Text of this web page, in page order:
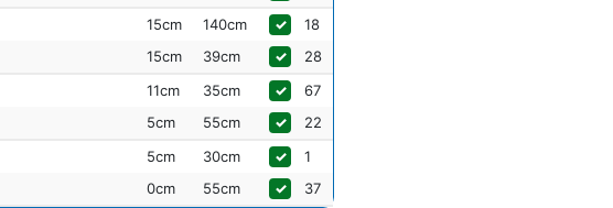
15cm 140cm ✓
18
15cm 39cm ✓
28
11cm 35cm ✓
67
5cm 55cm ✓
22
5cm 30cm ✓
1
0cm 55cm ✓ 37